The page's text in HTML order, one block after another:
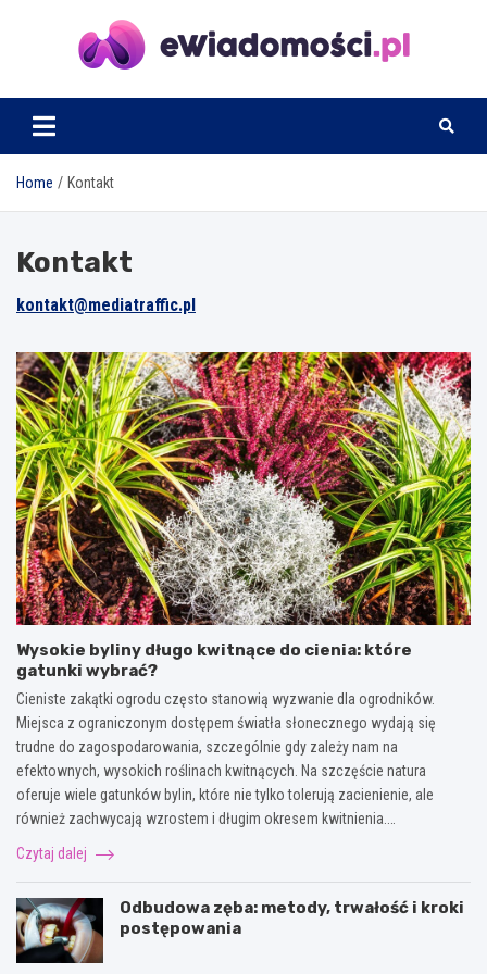
eWiadomosci.pl
Home Kontakt
Kontakt
kontakt@mediatraffic.pl
Wysokie byliny długo kwitnące do cienia: które
gatunki wybrać?
Cieniste zakątki ogrodu często stanowią wyzwanie dla ogrodników.
Miejsca z ograniczonym dostępem światła słonecznego wydają się
trudne do zagospodarowania, szczególnie gdy zależy nam na
efektownych, wysokich roślinach kwitnących. Na szczęście natura
oferuje wiele gatunków bylin, które nie tylko tolerują zacienienie, ale
również zachwycają wzrostem i długim okresem kwitnienia.…
Czytaj dalej
Odbudowa zęba: metody, trwałość i kroki
postępowania